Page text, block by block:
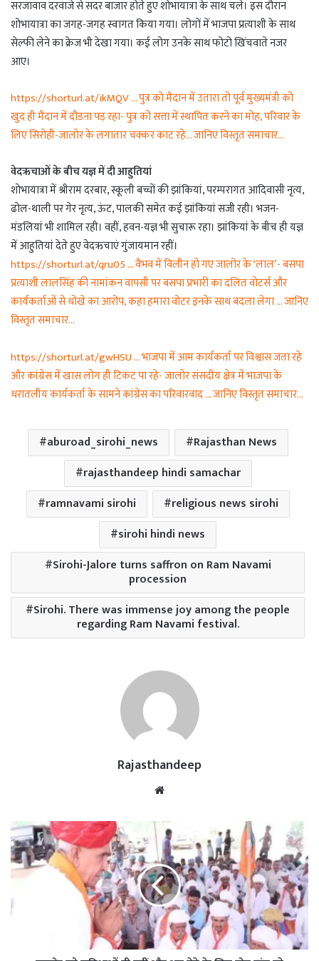
सरजावाव दरवाजे से सदर बाजार होते हुए शोभायात्रा के साथ चले। इस दौरान
शोभायात्रा का जगह-जगह स्वागत किया गया। लोगों में भाजपा प्रत्याशी के साथ
सेल्फी लेने का क्रेज भी देखा गया। कई लोग उनके साथ फोटो खिंचवाते नजर
आए।
https://shorturl.at/ikMQV … पुत्र को मैदान में उतारा तो पूर्व मुख्यमंत्री को
खुद ही मैदान में दौडऩा पड़ रहा- पुत्र को सत्ता में स्थापित करने का मोह, परिवार के
लिए सिरोही-जालोर के लगातार चक्कर काट रहे… जानिए विस्तृत समाचार…
वेदऋचाओं के बीच यज्ञ में दी आहुतियां
शोभायात्रा में श्रीराम दरबार, स्कूली बच्चों की झांकियां, परम्परागत आदिवासी नृत्य,
ढोल-थाली पर गेर नृत्य, ऊंट, पालकी समेत कई झांकियां सजी रही। भजन-
मंडलियां भी शामिल रही। वहीं, हवन-यज्ञ भी सुचारू रहा। झांकियां के बीच ही यज्ञ
में आहुतियां देते हुए वेदऋचाएं गुंजायमान रहीं।
https://shorturl.at/qru05 … वैभव में विलीन हो गए जालोर के ‘लाल’- बसपा
प्रत्याशी लालसिंह की नामांकन वापसी पर बसपा प्रभारी का दलित वोटर्स और
कार्यकर्ताओं से धोखे का आरोप, कहा हमारा वोटर इनके साथ बदला लेगा … जानिए
विस्तृत समाचार…
https://shorturl.at/gwHSU … भाजपा में आम कार्यकर्ता पर विश्वास जता रहे
और कांग्रेस में खास लोग ही टिकट पा रहे- जालोर संसदीय क्षेत्र में भाजपा के
धरातलीय कार्यकर्ता के सामने कांग्रेस का परिवारवाद … जानिए विस्तृत समाचार…
aburoad_sirohi_news
Rajasthan News
rajasthandeep hindi samachar
ramnavami sirohi
religious news sirohi
sirohi hindi news
Sirohi-Jalore turns saffron on Ram Navami
procession
Sirohi. There was immense joy among the people
regarding Ram Navami festival.
Rajasthandeep